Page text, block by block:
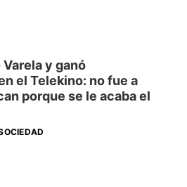
y ganó
el Telekino: no fue a
porque se le acaba el